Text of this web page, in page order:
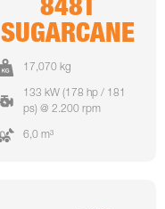
848T
SUGARCANE
17,070 kg
133 kW (178 hp / 181
ps) @ 2.200 rpm
6,0 m³